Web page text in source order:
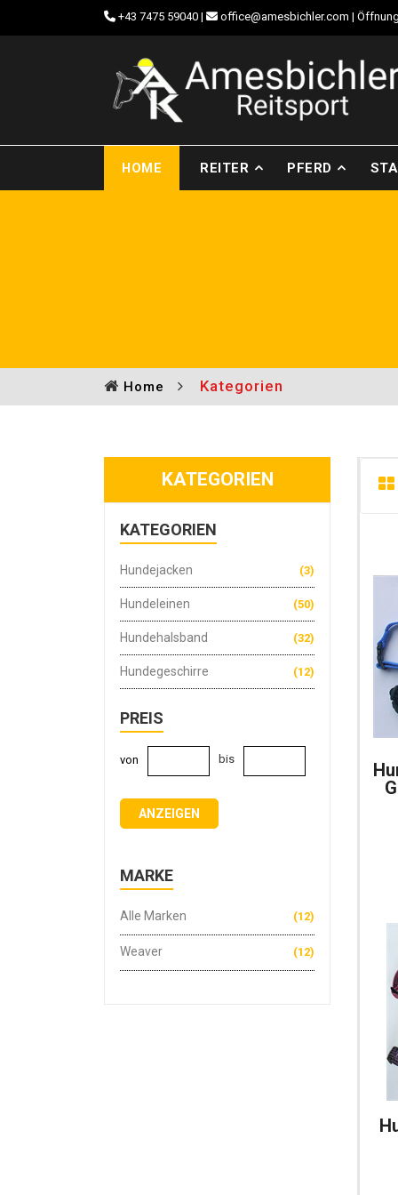
+43 7475 59040 | office@amesbichler.com |
HOME REITER PFERD
Home Kategorien
KATEGORIEN
KATEGORIEN
(3)
Hundejacken
(50)
Hundeleinen
(32)
Hundehalsband
(12)
Hundegeschirre
PREIS
von bis
ANZEIGEN
MARKE
Alle Marken (12)
Weaver (12)